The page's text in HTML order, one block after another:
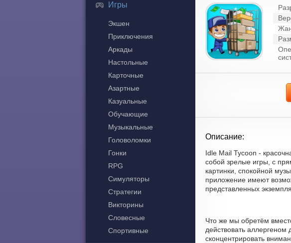
Игры
Экшен
Приключения
Аркады
Настольные
Карточные
Азартные
Казуальные
Обучающие
Музыкальные
Головоломки
Гонки
RPG
Симуляторы
Стратегии
Викторины
Словесные
Спортивные
Описание:
Idle Mail Tycoon -
собой зрелые игры, с
картинки, спокойной
приложение имеют
представленных
Что же мы обретём
действовать
сконцентрировать